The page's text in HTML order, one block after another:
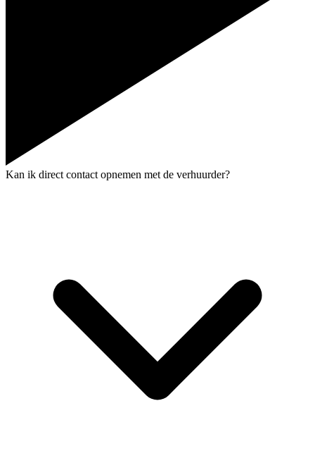
Kan ik direct contact opnemen met de verhuurder?